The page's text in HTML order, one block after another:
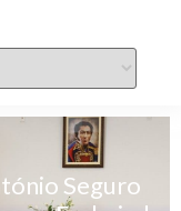
Seguro